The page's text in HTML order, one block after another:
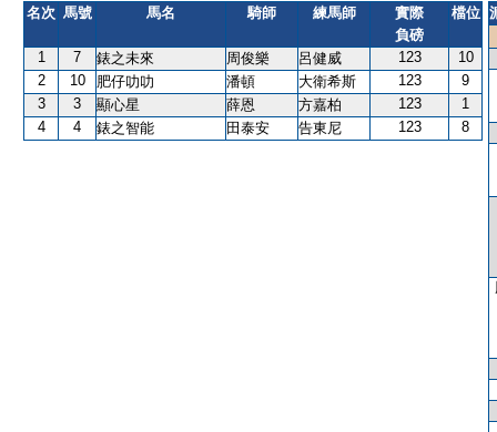
名次 馬號 馬名 騎師 練馬師
實際
負磅
檔位
1 7 錶之未來 周俊樂 呂健威 123
10
2
10 肥仔叻叻 潘頓 大衛希斯 123
9
3
3 顯心星 薛恩 方嘉柏 123
1
4
4 錶之智能 田泰安 告東尼 123 8